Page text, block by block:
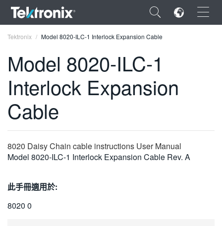
×
ENGLISH
FRANÇAIS
VIỆT NAM
日本語
Tektronix Model 8020-ILC-1 Interlock Expansion Cable
Model 8020-ILC-1
Interlock Expansion
Cable
8020 Daisy Chain cable instructions User Manual
Model 8020-ILC-1 Interlock Expansion Cable Rev. A
此手冊適用於:
8020 0